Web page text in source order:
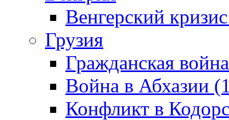
Венгерский
Грузия
Гражданская
Война в Абхазии
Конфликт в